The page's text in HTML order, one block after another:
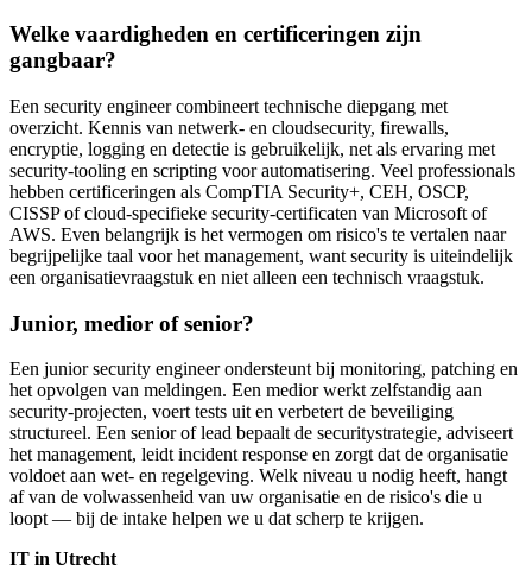
Welke vaardigheden en certificeringen zijn
gangbaar?
Een security engineer combineert technische diepgang met
overzicht. Kennis van netwerk- en cloudsecurity, firewalls,
encryptie, logging en detectie is gebruikelijk, net als ervaring met
security-tooling en scripting voor automatisering. Veel professionals
hebben certificeringen als CompTIA Security+, CEH, OSCP,
CISSP of cloud-specifieke security-certificaten van Microsoft of
AWS. Even belangrijk is het vermogen om risico's te vertalen naar
begrijpelijke taal voor het management, want security is uiteindelijk
een organisatievraagstuk en niet alleen een technisch vraagstuk.
Junior, medior of senior?
Een junior security engineer ondersteunt bij monitoring, patching en
het opvolgen van meldingen. Een medior werkt zelfstandig aan
security-projecten, voert tests uit en verbetert de beveiliging
structureel. Een senior of lead bepaalt de securitystrategie, adviseert
het management, leidt incident response en zorgt dat de organisatie
voldoet aan wet- en regelgeving. Welk niveau u nodig heeft, hangt
af van de volwassenheid van uw organisatie en de risico's die u
loopt — bij de intake helpen we u dat scherp te krijgen.
IT in Utrecht